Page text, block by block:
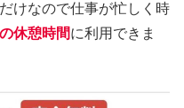
けなので仕事が忙しく時
休憩時間に利用できま